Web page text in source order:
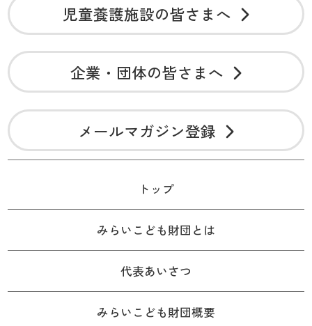
児童養護施設の皆さまへ
企業・団体の皆さまへ
メールマガジン登録
トップ
みらいこども財団とは
代表あいさつ
みらいこども財団概要